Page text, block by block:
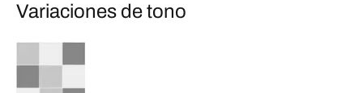
Variaciones de tono